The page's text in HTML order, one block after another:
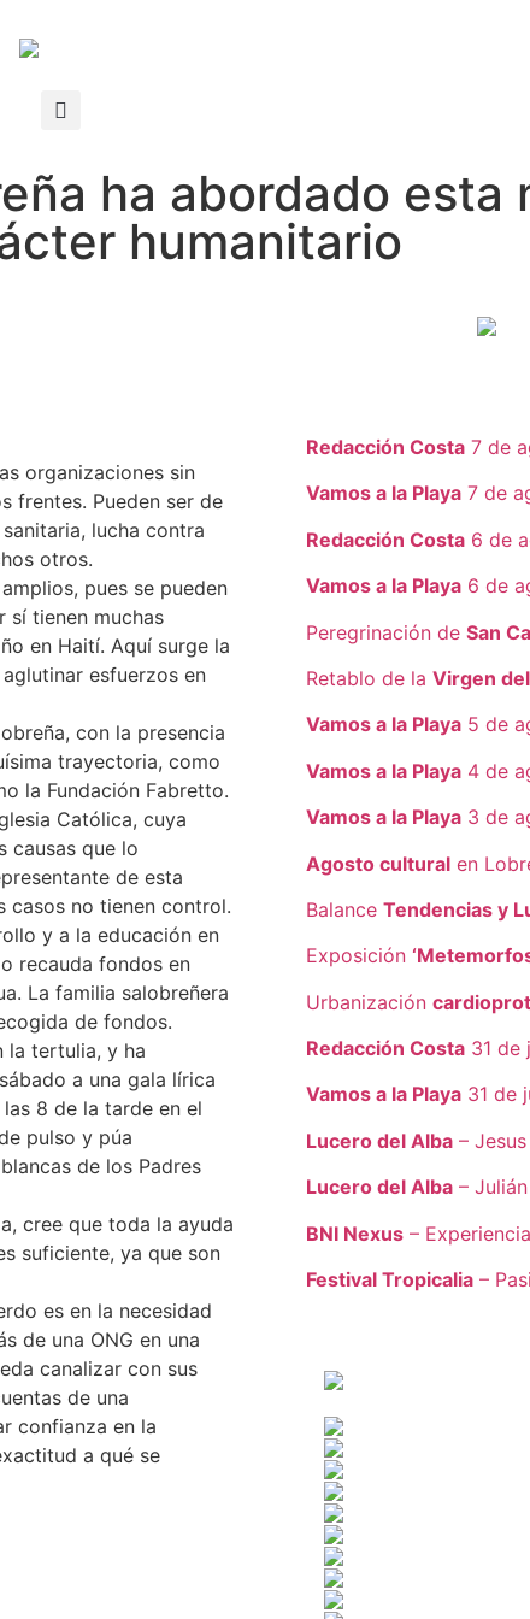
ha abordado esta
humanitario
organizaciones sin
frentes. Pueden ser de
lucha contra
otros.
pues se pueden
sí tienen muchas
en Haití. Aquí surge la
esfuerzos en
con la presencia
trayectoria, como
la Fundación Fabretto.
Católica, cuya
causas que lo
de esta
casos no tienen control.
y a la educación en
recauda fondos en
La familia salobreñera
de fondos.
la tertulia, y ha
a una gala lírica
8 de la tarde en el
pulso y púa
de los Padres
cree que toda la ayuda
suficiente, ya que son
es en la necesidad
de una ONG en una
canalizar con sus
de una
confianza en la
a qué se
Redacción Costa7 de
Vamos a la Playa7 de
Redacción Costa6 de
Vamos a la Playa6 de
Peregrinación de San
Retablo de la Virgen
Vamos a la Playa5 de
Vamos a la Playa4 de
Vamos a la Playa3 de
Agosto culturalen
Balance Tendencias y
Exposición
Urbanización
Redacción Costa31 de
Vamos a la Playa31 de
Lucero del Alba– Jesus
Lucero del Alba–
BNI Nexus–
Festival Tropicalia–